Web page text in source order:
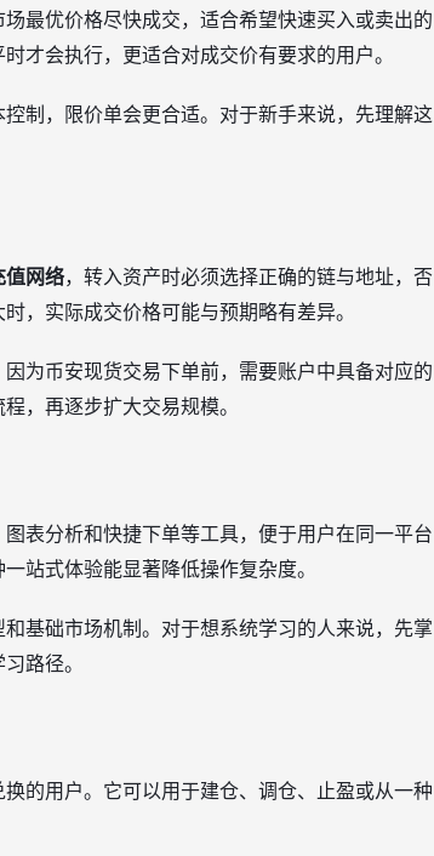
最优价格尽快成交，适合希望快速买入或卖出的
才会执行，更适合对成交价有要求的用户。
制，限价单会更合适。对于新手来说，先理解这
值网络，转入资产时必须选择正确的链与地址，否
，实际成交价格可能与预期略有差异。
为币安现货交易下单前，需要账户中具备对应的
，再逐步扩大交易规模。
表分析和快捷下单等工具，便于用户在同一平台
站式体验能显著降低操作复杂度。
基础市场机制。对于想系统学习的人来说，先掌
路径。
的用户。它可以用于建仓、调仓、止盈或从一种